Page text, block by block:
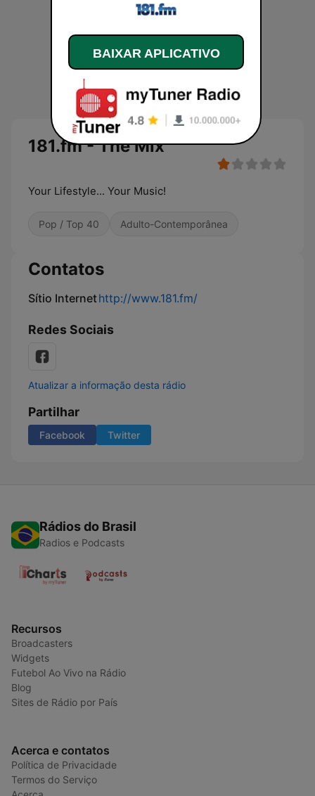
181.fm - The Mix
Your Lifestyle... Your Music!
Pop / Top 40 Adulto-Contemporânea
Contatos
Sítio Internethttp://www.181.fm/
Redes Sociais
Atualizar a informação desta rádio
Partilhar
Facebook Twitter
Rádios do Brasil
Radios e Podcasts
Recursos
Broadcasters
Widgets
Futebol Ao Vivo na Rádio
Blog
Sites de Rádio por País
Acerca e contatos
Política de Privacidade
Termos do Serviço
BAIXAR APLICATIVO